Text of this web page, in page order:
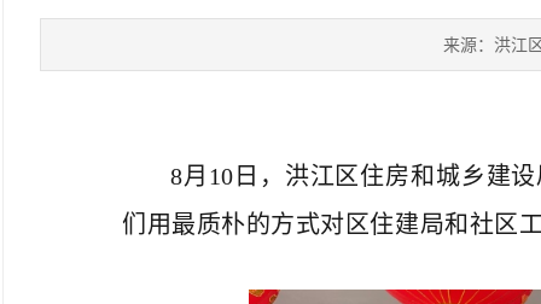
来源：洪江
8月10日，洪江区住房和城乡建
们用最质朴的方式对区住建局和社区